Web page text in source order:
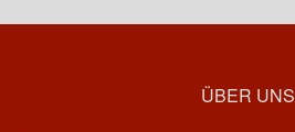
ÜBER UNS